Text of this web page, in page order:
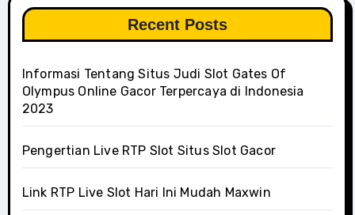
Recent Posts
Informasi Tentang Situs Judi Slot Gates Of
Olympus Online Gacor Terpercaya di Indonesia
2023
Pengertian Live RTP Slot Situs Slot Gacor
Link RTP Live Slot Hari Ini Mudah Maxwin